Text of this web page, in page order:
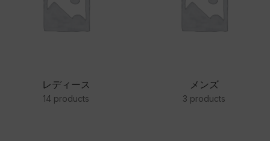
レディース
14 products
メンズ
3 products